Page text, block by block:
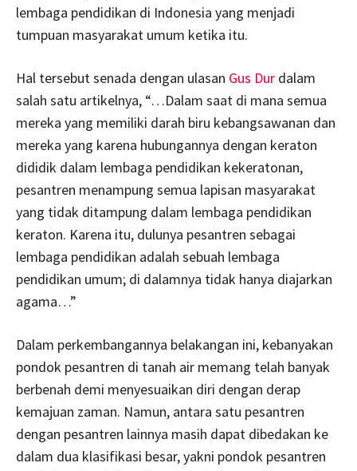
lembaga pendidikan di Indonesia yang menjadi
tumpuan masyarakat umum ketika itu.
Hal tersebut senada dengan ulasan Gus Dur dalam
salah satu artikelnya, “…Dalam saat di mana semua
mereka yang memiliki darah biru kebangsawanan dan
mereka yang karena hubungannya dengan keraton
dididik dalam lembaga pendidikan kekeratonan,
pesantren menampung semua lapisan masyarakat
yang tidak ditampung dalam lembaga pendidikan
keraton. Karena itu, dulunya pesantren sebagai
lembaga pendidikan adalah sebuah lembaga
pendidikan umum; di dalamnya tidak hanya diajarkan
agama…”
Dalam perkembangannya belakangan ini, kebanyakan
pondok pesantren di tanah air memang telah banyak
berbenah demi menyesuaikan diri dengan derap
kemajuan zaman. Namun, antara satu pesantren
dengan pesantren lainnya masih dapat dibedakan ke
dalam dua klasifikasi besar, yakni pondok pesantren